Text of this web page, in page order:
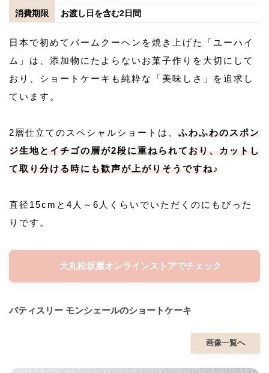
消費期限
お渡し日を含む2日間
日本で初めてバームクーヘンを焼き上げた「ユーハイ
ム」は、添加物にたよらないお菓子作りを大切にして
おり、ショートケーキも純粋な「美味しさ」を追求し
ています。
2層仕立てのスペシャルショートは、 ふわふわのスポン
ジ生地とイチゴの層が2段に重ねられており、カットし
て取り分ける時にも歓声が上がりそうですね♪
直径15cmと4人～6人くらいでいただくのにもぴった
りです。
大丸松坂屋オンラインストアでチェック
パティスリー モンシェールのショートケーキ
画像一覧へ